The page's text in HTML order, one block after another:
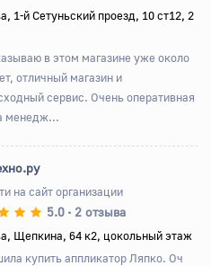
1-й Сетуньский проезд, 10 ст12, 2
в этом магазине уже около
отличный магазин и
сервис. Очень оперативная
менедж...
на сайт организации
5.0 • 2 отзыва
Щепкина, 64 к2, цокольный этаж
купить аппликатор Ляпко. Оч